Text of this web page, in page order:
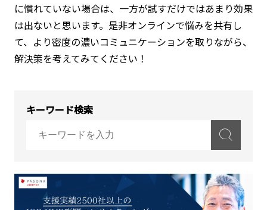
に慣れていない場合は、一方が試すだけではあまり効果
は出ないと思います。是非オンラインで悩みを共有し
て、より密度の濃いコミュニケーションを取りながら、
解決策を考えてみてください！
キーワード検索